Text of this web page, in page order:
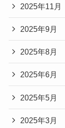
2025年11月
2025年9月
2025年8月
2025年6月
2025年5月
2025年3月